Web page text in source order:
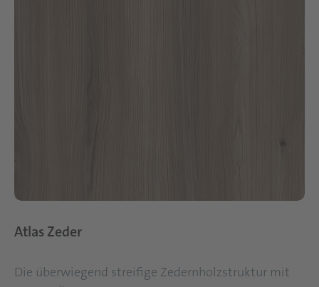
Atlas Zeder
Die überwiegend streifige Zedernholzstruktur mit